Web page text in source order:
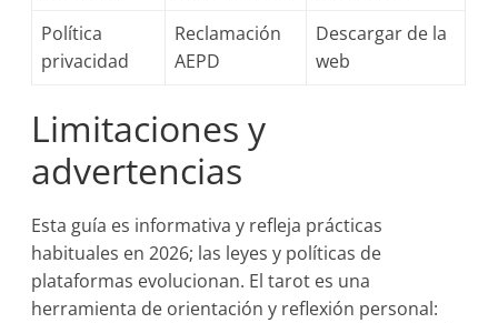
Política
privacidad
Reclamación
AEPD
Descargar de la
web
Limitaciones y
advertencias
Esta guía es informativa y refleja prácticas
habituales en 2026; las leyes y políticas de
plataformas evolucionan. El tarot es una
herramienta de orientación y reflexión personal: